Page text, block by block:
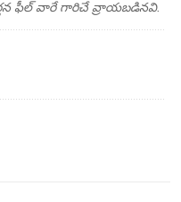
ఫీల్ వారే గారిచే వ్రాయబడినవి.